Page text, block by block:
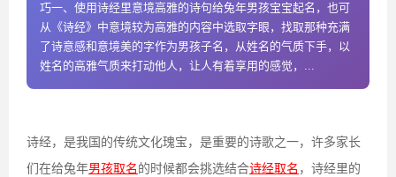
巧一、使用诗经里意境高雅的诗句给兔年男孩宝宝起名，也可
从《诗经》中意境较为高雅的内容中选取字眼，找取那种充满
了诗意感和意境美的字作为男孩子名，从姓名的气质下手，以
姓名的高雅气质来打动他人，让人有着享用的感觉，...
诗经，是我国的传统文化瑰宝，是重要的诗歌之一，许多家长
们在给兔年男孩取名的时候都会挑选结合诗经取名 ，诗经里的